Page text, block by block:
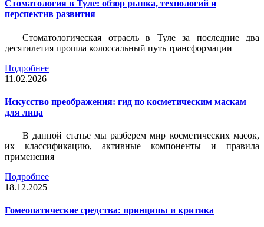
Стоматология в Туле: обзор рынка, технологий и
перспектив развития
Стоматологическая отрасль в Туле за последние два
десятилетия прошла колоссальный путь трансформации
Подробнее
11.02.2026
Искусство преображения: гид по косметическим маскам
для лица
В данной статье мы разберем мир косметических масок,
их классификацию, активные компоненты и правила
применения
Подробнее
18.12.2025
Гомеопатические средства: принципы и критика